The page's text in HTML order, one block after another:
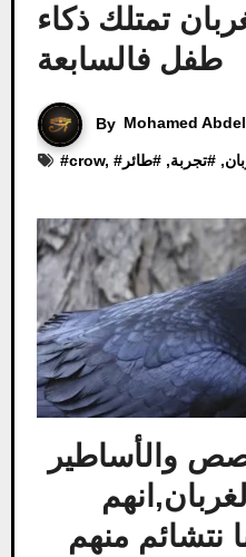
تمتلك ذكاء
طفل فالسابعة
By Mohamed
#crow, # , #تجربة, #طائر
والأساطير
نتشائم منهم